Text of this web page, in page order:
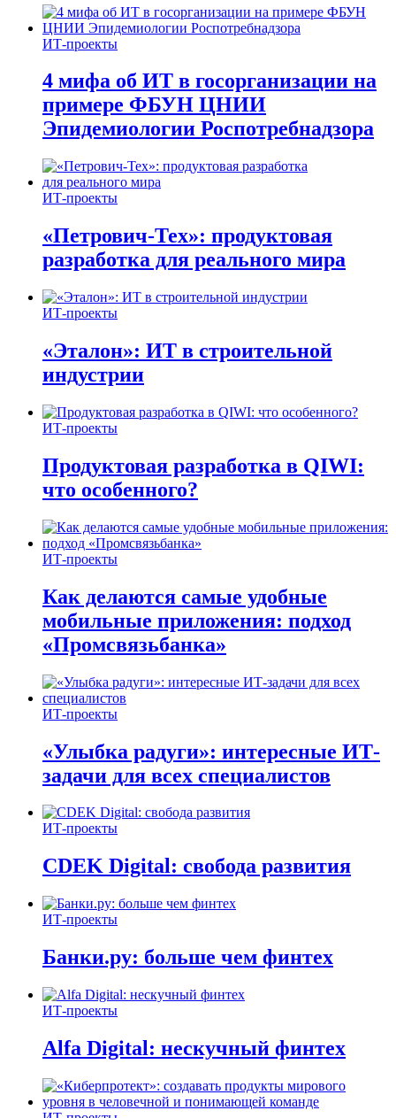
ИТ-проекты
4 мифа об ИТ в госорганизации на
примере ФБУН ЦНИИ
Эпидемиологии Роспотребнадзора
ИТ-проекты
«Петрович-Тех»: продуктовая
разработка для реального мира
ИТ-проекты
«Эталон»: ИТ в строительной
индустрии
ИТ-проекты
Продуктовая разработка в QIWI:
что особенного?
ИТ-проекты
Как делаются самые удобные
мобильные приложения: подход
«Промсвязьбанка»
ИТ-проекты
«Улыбка радуги»: интересные ИТ-
задачи для всех специалистов
ИТ-проекты
CDEK Digital: свобода развития
ИТ-проекты
Банки.ру: больше чем финтех
ИТ-проекты
Alfa Digital: нескучный финтех